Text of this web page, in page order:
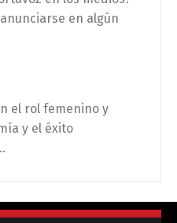
en algún
el rol femenino y
y el éxito